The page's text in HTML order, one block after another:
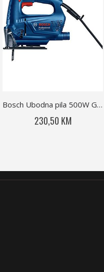
Bosch Ubodna pila 500W GST 700
230,50 KM